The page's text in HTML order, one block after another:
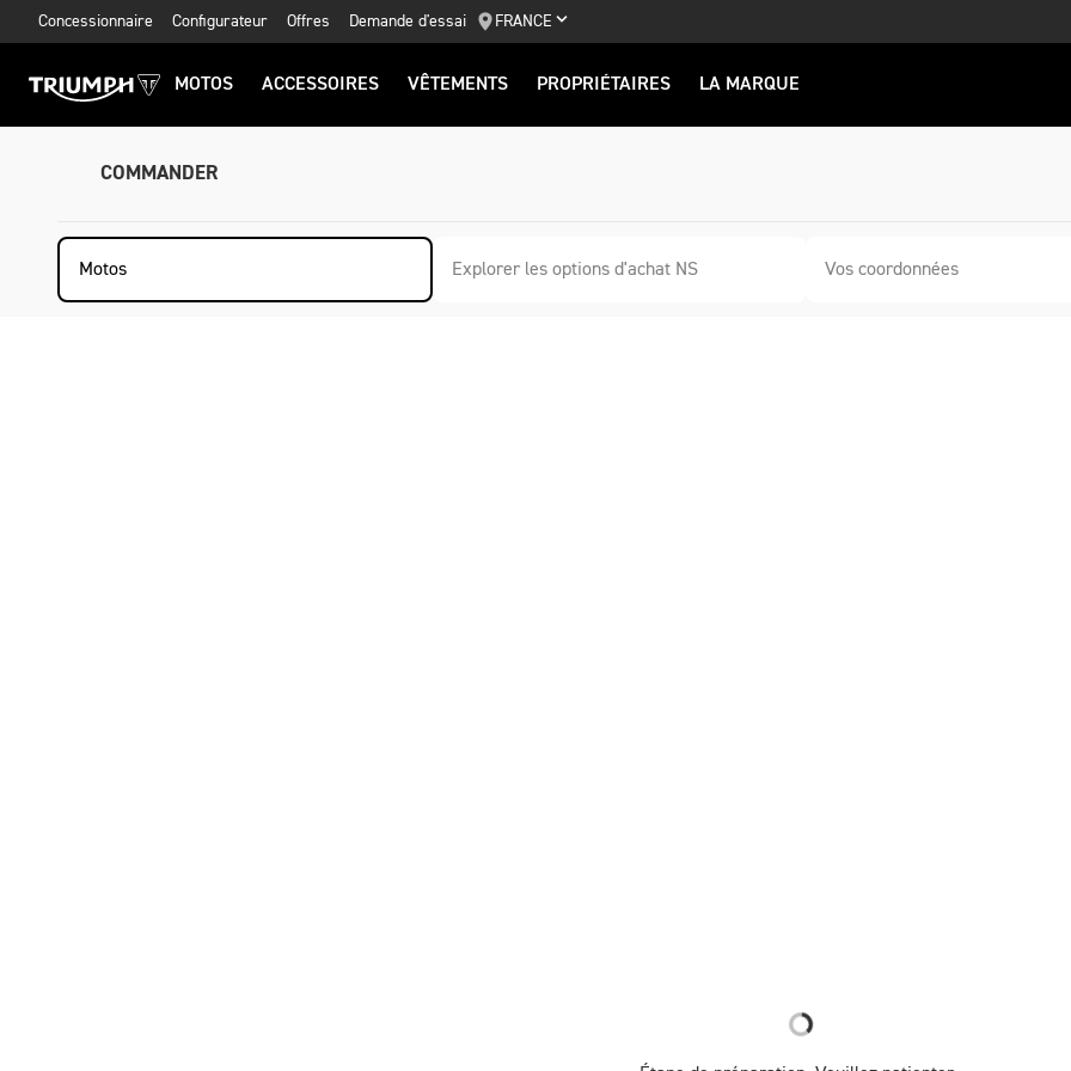
Concessionnaire Configurateur Offres Demande d'essai FRANCE
MOTOS ACCESSOIRES VÊTEMENTS PROPRIÉTAIRES LA MARQUE
COMMANDER
Motos Explorer les options d'achat NS Vos coordonnées